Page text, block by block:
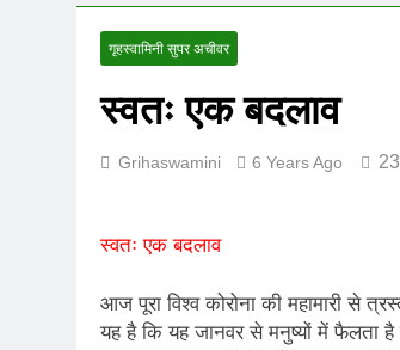
गृहस्वामिनी सुपर अचीवर
स्वतः एक बदलाव
Grihaswamini 6 Years Ago
स्वतः एक बदलाव
आज पूरा विश्व कोरोना की महामारी से
यह है कि यह जानवर से मनुष्यों में फैलता